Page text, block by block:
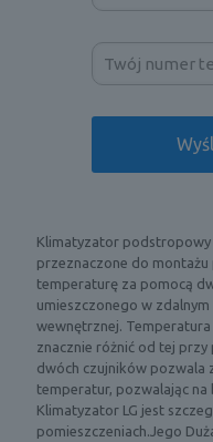
Klimatyzator podstropowy
przeznaczone do
temperaturę za pomocą
umieszczonego w
wewnętrznej.
znacznie różnić od tej
dwóch czujników pozwala
temperatur, pozwalając
Klimatyzator LG jest
pomieszczeniach.Jego